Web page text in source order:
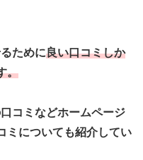
ために良い口コミしか
。
コミなどホームページ
ミについても紹介してい